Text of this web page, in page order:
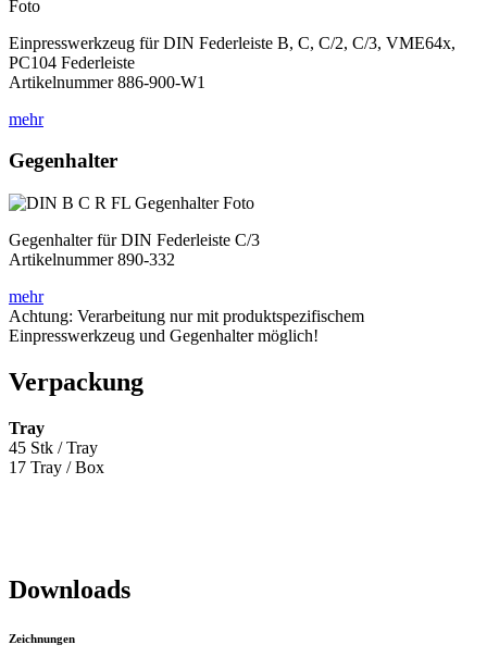
Einpresswerkzeug für DIN Federleiste B, C, C/2, C/3, VME64x,
PC104 Federleiste
Artikelnummer 886-900-W1
mehr
Gegenhalter
Gegenhalter für DIN Federleiste C/3
Artikelnummer 890-332
mehr
Achtung: Verarbeitung nur mit produktspezifischem
Einpresswerkzeug und Gegenhalter möglich!
Verpackung
Tray
45 Stk / Tray
17 Tray / Box
Downloads
Zeichnungen